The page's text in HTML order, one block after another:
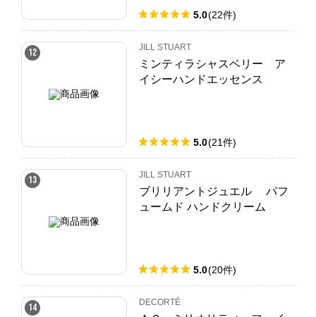
5.0(22件)
12 JILL STUART
ミンティラシャスベリー ア
イシーハンドエッセンス
5.0(21件)
13 JILL STUART
ブリリアントジュエル パフ
ュームド ハンドクリーム
5.0(20件)
14 DECORTÉ